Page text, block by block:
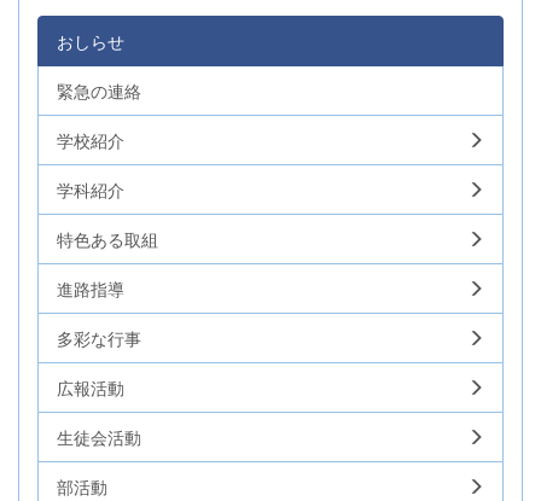
おしらせ
緊急の連絡
学校紹介
学科紹介
特色ある取組
進路指導
多彩な行事
広報活動
生徒会活動
部活動